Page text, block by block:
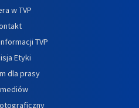
w TVP
TVP
Etyki
dla prasy